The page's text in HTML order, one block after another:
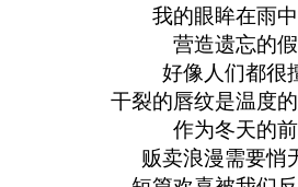
我的眼眸在雨
营造遗忘的
好像人们都很
干裂的唇纹是温度
作为冬天的
贩卖浪漫需要悄